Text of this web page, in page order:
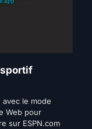
sportif
le mode
Web pour
sur ESPN.com